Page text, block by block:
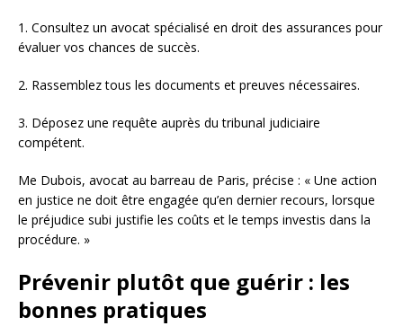
1. Consultez un avocat spécialisé en droit des assurances pour
évaluer vos chances de succès.
2. Rassemblez tous les documents et preuves nécessaires.
3. Déposez une requête auprès du tribunal judiciaire
compétent.
Me Dubois, avocat au barreau de Paris, précise : « Une action
en justice ne doit être engagée qu’en dernier recours, lorsque
le préjudice subi justifie les coûts et le temps investis dans la
procédure. »
Prévenir plutôt que guérir : les
bonnes pratiques